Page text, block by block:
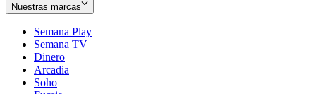
Nuestras marcas
Semana Play
Semana TV
Dinero
Arcadia
Soho